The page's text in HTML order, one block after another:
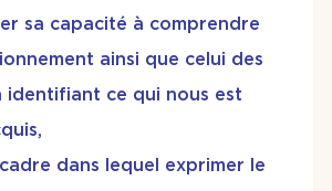
sa capacité à comprendre
ainsi que celui des
identifiant ce qui nous est
dans lequel exprimer le